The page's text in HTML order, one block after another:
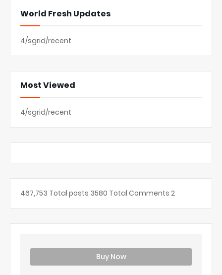
World Fresh Updates
4/sgrid/recent
Most Viewed
4/sgrid/recent
467,753 Total posts 3580 Total Comments 2
Buy Now